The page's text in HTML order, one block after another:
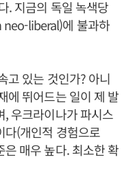
. 지금의 독일 녹색당
neo-liberal)에 불과하
고 있는 것인가? 아니
에 뛰어드는 일이 제 발
, 우크라이나가 파시스
다(개인적 경험으로
매우 높다. 최소한 확